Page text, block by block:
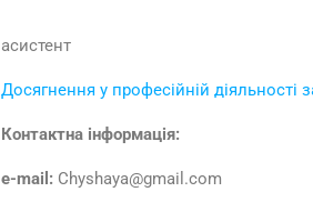
асистент
Досягнення у професійній діяльності
Контактна інформація:
e-mail : Chyshaya@gmail.com